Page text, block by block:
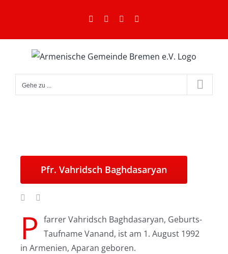
FacebookInstagramYouTube
Gehe zu ...
Pfr. Vahridsch Baghdasaryan
P farrer Vahridsch Baghdasaryan, Geburts-
Taufname Vanand, ist am 1. August 1992
in Armenien, Aparan geboren.